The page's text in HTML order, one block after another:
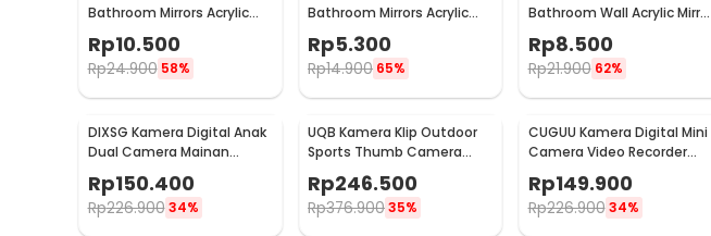
Bathroom Mirrors Acrylic
L01
Rp10.500
Rp24.900 58%
Bathroom Mirrors Acrylic
Wall Decorations Kecil - L01
Rp5.300
Rp14.900 65%
Bathroom Wall Acrylic Mirror
Waterproof 20x30cm - L02
Rp8.500
Rp21.900 62%
DIXSG Kamera Digital Anak
Dual Camera Mainan
- C1
Rp150.400
Rp226.900 34%
UQB Kamera Klip Outdoor
Sports Thumb Camera
Magnetic Detachable -
A100
Rp246.500
Rp376.90035%
CUGUU Kamera Digital Mini
Camera Video Recorder
Y4000
Rp149.900
Rp226.900 34%